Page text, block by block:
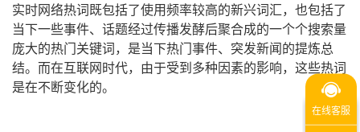
实时网络热词既包括了使用频率较高的新兴词汇，也包括了
当下一些事件、话题经过传播发酵后聚合成的一个个搜索量
庞大的热门关键词，是当下热门事件、突发新闻的提炼总
结。而在互联网时代，由于受到多种因素的影响，这些热词
是在不断变化的。